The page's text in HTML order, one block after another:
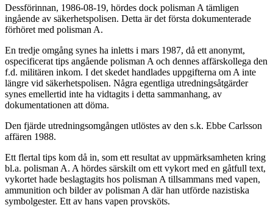
Dessförinnan, 1986-08-19, hördes dock polisman A tämligen
ingående av säkerhetspolisen. Detta är det första dokumenterade
förhöret med polisman A.
En tredje omgång synes ha inletts i mars 1987, då ett anonymt,
ospecificerat tips angående polisman A och dennes affärskollega den
f.d. militären inkom. I det skedet handlades uppgifterna om A inte
längre vid säkerhetspolisen. Några egentliga utredningsåtgärder
synes emellertid inte ha vidtagits i detta sammanhang, av
dokumentationen att döma.
Den fjärde utredningsomgången utlöstes av den s.k. Ebbe Carlsson
affären 1988.
Ett flertal tips kom då in, som ett resultat av uppmärksamheten kring
bl.a. polisman A. A hördes särskilt om ett vykort med en gåtfull text,
vykortet hade beslagtagits hos polisman A tillsammans med vapen,
ammunition och bilder av polisman A där han utförde nazistiska
symbolgester. Ett av hans vapen provsköts.